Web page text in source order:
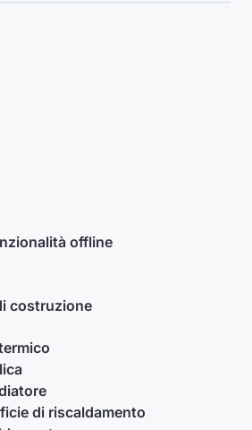
offline
costruzione
di riscaldamento